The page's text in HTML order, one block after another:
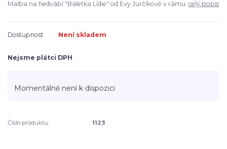
Malba na hedvábí "Baletka Lídie" od Evy Jurčíkové v rámu. celý popis
Dostupnost Není skladem
Nejsme plátci DPH
Momentálně není k dispozici
Číslo produktu: 1123